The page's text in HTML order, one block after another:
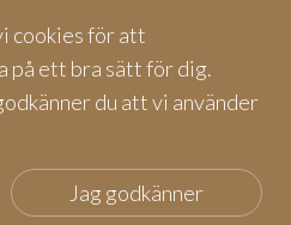
cookies för att
på ett bra sätt för dig.
du att vi använder
Jag godkänner